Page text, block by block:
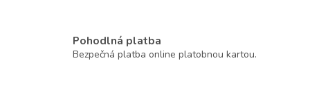
Pohodlná platba
Bezpečná platba online platobnou kartou.